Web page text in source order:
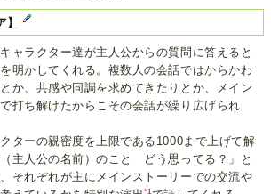
ャラクター達が主人公からの質問に答えると
明かしてくれる。複数人の会話ではからかわ
か、共感や同調を求めてきたりとか、メイン
打ち解けたからこその会話が繰り広げられ
ターの親密度を上限である1000まで上げて解
主人公の名前）のこと どう思ってる？」と
それぞれが主にメインストーリーでの交流や
*1